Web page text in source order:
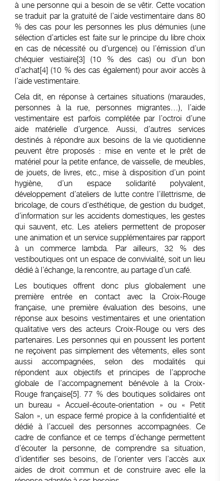
à une personne qui a besoin de se vêtir. Cette vocation
se traduit par la gratuité de l’aide vestimentaire dans 80
% des cas pour les personnes les plus démunies (une
sélection d’articles est faite sur le principe du libre choix
en cas de nécessité ou d’urgence) ou l’émission d’un
chéquier vestiaire[3] (10 % des cas) ou d’un bon
d’achat[4] (10 % des cas également) pour avoir accès à
l’aide vestimentaire.
Cela dit, en réponse à certaines situations (maraudes,
personnes à la rue, personnes migrantes…), l’aide
vestimentaire est parfois complétée par l’octroi d’une
aide matérielle d’urgence. Aussi, d’autres services
destinés à répondre aux besoins de la vie quotidienne
peuvent être proposés : mise en vente et le prêt de
matériel pour la petite enfance, de vaisselle, de meubles,
de jouets, de livres, etc., mise à disposition d’un point
hygiène, d’un espace solidarité polyvalent,
développement d’ateliers de lutte contre l’illettrisme, de
bricolage, de cours d’esthétique, de gestion du budget,
d’information sur les accidents domestiques, les gestes
qui sauvent, etc. Les ateliers permettent de proposer
une animation et un service supplémentaires par rapport
à un commerce lambda. Par ailleurs, 32 % des
vestiboutiques ont un espace de convivialité, soit un lieu
dédié à l’échange, la rencontre, au partage d’un café.
Les boutiques offrent donc plus globalement une
première entrée en contact avec la Croix-Rouge
française, une première évaluation des besoins, une
réponse aux besoins vestimentaires et une orientation
qualitative vers des acteurs Croix-Rouge ou vers des
partenaires. Les personnes qui en poussent les portent
ne reçoivent pas simplement des vêtements, elles sont
aussi accompagnées, selon des modalités qui
répondent aux objectifs et principes de l’approche
globale de l’accompagnement bénévole à la Croix-
Rouge française[5]. 77 % des boutiques solidaires ont
un bureau « Accueil-écoute-orientation » ou « Petit
Salon », un espace fermé propice à la confidentialité et
dédié à l’accueil des personnes accompagnées. Ce
cadre de confiance et ce temps d’échange permettent
d’écouter la personne, de comprendre sa situation,
d’identifier ses besoins, de l’orienter vers l’accès aux
aides de droit commun et de construire avec elle la